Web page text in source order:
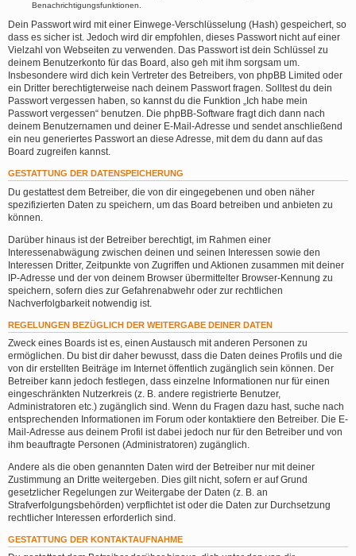
Benachrichtigungsfunktionen.
Dein Passwort wird mit einer Einwege-Verschlüsselung (Hash) gespeichert, so
dass es sicher ist. Jedoch wird dir empfohlen, dieses Passwort nicht auf einer
Vielzahl von Webseiten zu verwenden. Das Passwort ist dein Schlüssel zu
deinem Benutzerkonto für das Board, also geh mit ihm sorgsam um.
Insbesondere wird dich kein Vertreter des Betreibers, von phpBB Limited oder
ein Dritter berechtigterweise nach deinem Passwort fragen. Solltest du dein
Passwort vergessen haben, so kannst du die Funktion „Ich habe mein
Passwort vergessen“ benutzen. Die phpBB-Software fragt dich dann nach
deinem Benutzernamen und deiner E-Mail-Adresse und sendet anschließend
ein neu generiertes Passwort an diese Adresse, mit dem du dann auf das
Board zugreifen kannst.
GESTATTUNG DER DATENSPEICHERUNG
Du gestattest dem Betreiber, die von dir eingegebenen und oben näher
spezifizierten Daten zu speichern, um das Board betreiben und anbieten zu
können.
Darüber hinaus ist der Betreiber berechtigt, im Rahmen einer
Interessenabwägung zwischen deinen und seinen Interessen sowie den
Interessen Dritter, Zeitpunkte von Zugriffen und Aktionen zusammen mit deiner
IP-Adresse und der von deinem Browser übermittelter Browser-Kennung zu
speichern, sofern dies zur Gefahrenabwehr oder zur rechtlichen
Nachverfolgbarkeit notwendig ist.
REGELUNGEN BEZÜGLICH DER WEITERGABE DEINER DATEN
Zweck eines Boards ist es, einen Austausch mit anderen Personen zu
ermöglichen. Du bist dir daher bewusst, dass die Daten deines Profils und die
von dir erstellten Beiträge im Internet öffentlich zugänglich sein können. Der
Betreiber kann jedoch festlegen, dass einzelne Informationen nur für einen
eingeschränkten Nutzerkreis (z. B. andere registrierte Benutzer,
Administratoren etc.) zugänglich sind. Wenn du Fragen dazu hast, suche nach
entsprechenden Informationen im Forum oder kontaktiere den Betreiber. Die E-
Mail-Adresse aus deinem Profil ist dabei jedoch nur für den Betreiber und von
ihm beauftragte Personen (Administratoren) zugänglich.
Andere als die oben genannten Daten wird der Betreiber nur mit deiner
Zustimmung an Dritte weitergeben. Dies gilt nicht, sofern er auf Grund
gesetzlicher Regelungen zur Weitergabe der Daten (z. B. an
Strafverfolgungsbehörden) verpflichtet ist oder die Daten zur Durchsetzung
rechtlicher Interessen erforderlich sind.
GESTATTUNG DER KONTAKTAUFNAHME